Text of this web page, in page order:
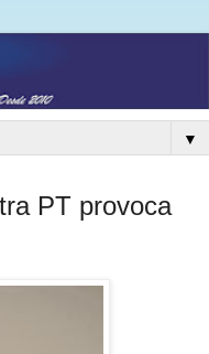
▼
PT provoca